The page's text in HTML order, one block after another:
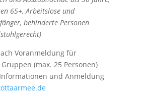
65+, Arbeitslose und
behinderte Personen
Voranmeldung für
(max. 25 Personen)
und Anmeldung